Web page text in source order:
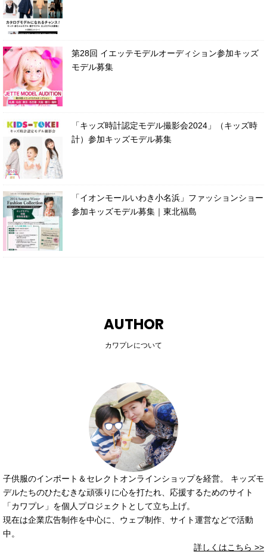
第28回 イエッテモデルオーディション参加キッズ
モデル募集
「キッズ時計認定モデル撮影会2024」（キッズ時
計）参加キッズモデル募集
「イオンモールいわき小名浜」ファッションショー
参加キッズモデル募集｜東北福島
AUTHOR
カワプレについて
子供服のインポート＆セレクトオンラインショップを経営。 キッズモ
デルたちのひたむきな頑張りに心を打たれ、応援するためのサイト
「カワプレ」を個人プロジェクトとして立ち上げ。
現在は企業広告制作を中心に、ウェブ制作、サイト運営などで活動
中。
詳しくはこちら >>